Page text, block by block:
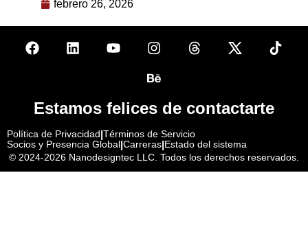
febrero 26, 2026
Estamos felices de contactarte
Política de Privacidad|Términos de Servicio
Socios y Presencia Global|Carreras|Estado del sistema
© 2024-2026 Nanodesigntec LLC. Todos los derechos reservados.